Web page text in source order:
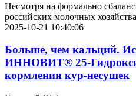
Несмотря на формально
российских молочных
2025-10-21 10:40:06
Больше, чем кальций.
ИННОВИТ® 25-
кормлении кур-несушек